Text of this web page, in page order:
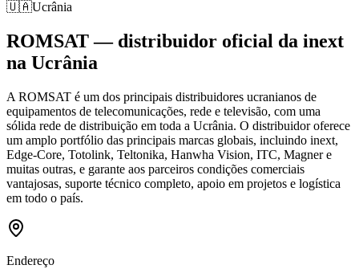
🇺🇦Ucrânia
ROMSAT — distribuidor oficial da inext
na Ucrânia
A ROMSAT é um dos principais distribuidores ucranianos de
equipamentos de telecomunicações, rede e televisão, com uma
sólida rede de distribuição em toda a Ucrânia. O distribuidor oferece
um amplo portfólio das principais marcas globais, incluindo inext,
Edge-Core, Totolink, Teltonika, Hanwha Vision, ITC, Magner e
muitas outras, e garante aos parceiros condições comerciais
vantajosas, suporte técnico completo, apoio em projetos e logística
em todo o país.
Endereço